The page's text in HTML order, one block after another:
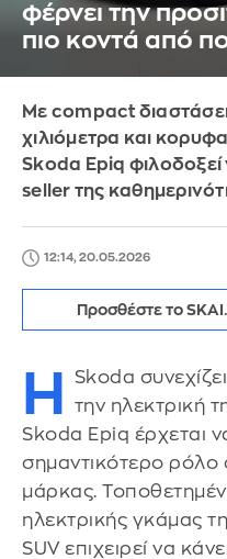
φέρνει την
πιο κοντά από
Με compact
χιλιόμετρα και
Skoda Epiq φιλοδοξεί
seller της
12:14, 20.05.2026
Προσθέστε το
Η
Skoda
την ηλεκτρική
Skoda Epiq έρχεται
σημαντικότερο ρόλο
μάρκας.
ηλεκτρικής γκάμας
SUV επιχειρεί να